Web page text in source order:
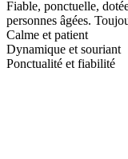
Fiable, ponctuelle,
personnes âgées.
Calme et patient
Dynamique et souriant
Ponctualité et fiabilité